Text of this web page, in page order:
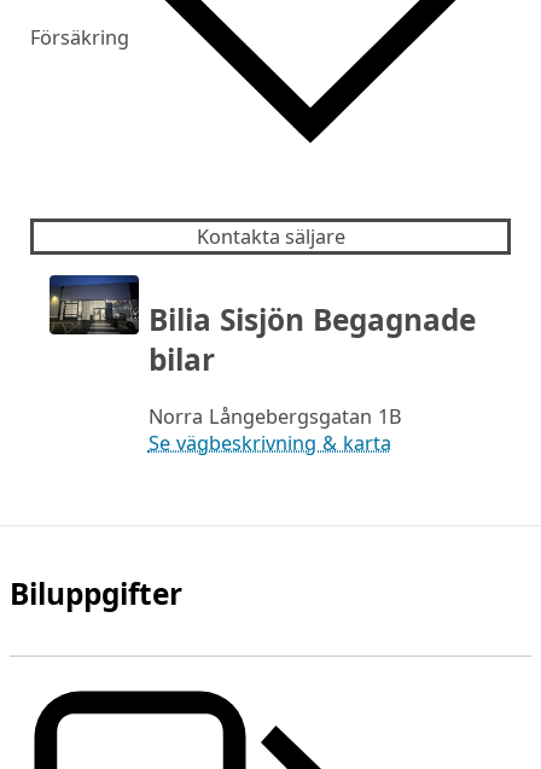
Försäkring
Kontakta säljare
Bilia Sisjön Begagnade
bilar
Norra Långebergsgatan 1B
Se vägbeskrivning & karta
Biluppgifter